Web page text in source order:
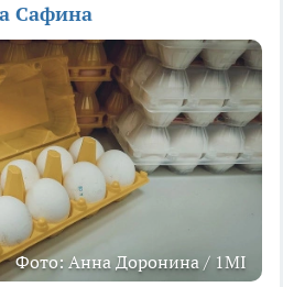
Сафина
Фото: Анна Доронина / 1MI